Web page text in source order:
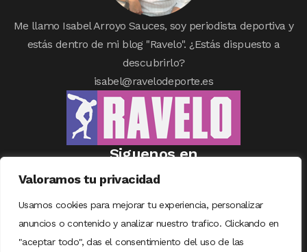
Valoramos tu privacidad
Usamos cookies para mejorar tu experiencia, personalizar
anuncios o contenido y analizar nuestro trafico. Clickando en
"aceptar todo", das el consentimiento del uso de las
Me llamo Isabel Arroyo Sauces, soy periodista deportiva y
estás dentro de mi blog "Ravelo". ¿Estás dispuesto a
descubrirlo?
isabel@ravelodeporte.es
Siguenos en